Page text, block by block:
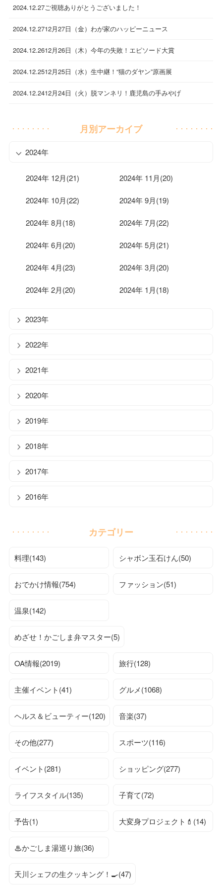
2024.12.27ご視聴ありがとうございました！
2024.12.2712月27日（金）わが家のハッピーニュース
2024.12.2612月26日（木）今年の失敗！エピソード大賞
2024.12.2512月25日（水）生中継！“猫のダヤン”原画展
2024.12.2412月24日（火）脱マンネリ！鹿児島の手みやげ
月別アーカイブ
2024年
2024年 12月(21) 2024年 11月(20)
2024年 10月(22) 2024年 9月(19)
2024年 8月(18) 2024年 7月(22)
2024年 6月(20) 2024年 5月(21)
2024年 4月(23) 2024年 3月(20)
2024年 2月(20) 2024年 1月(18)
2023年
2022年
2021年
2020年
2019年
2018年
2017年
2016年
カテゴリー
料理(143) シャボン玉石けん(50)
おでかけ情報(754) ファッション(51)
温泉(142)
めざせ！かごしま弁マスター(5)
OA情報(2019) 旅行(128)
主催イベント(41) グルメ(1068)
ヘルス＆ビューティー(120) 音楽(37)
その他(277) スポーツ(116)
イベント(281) ショッピング(277)
ライフスタイル(135) 子育て(72)
予告(1) 大変身プロジェクト💄(14)
♨かごしま湯巡り旅(36)
天川シェフの生クッキング！🍳(47)